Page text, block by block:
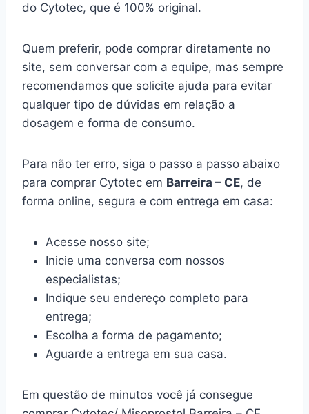
do Cytotec, que é 100% original.
Quem preferir, pode comprar diretamente no
site, sem conversar com a equipe, mas sempre
recomendamos que solicite ajuda para evitar
qualquer tipo de dúvidas em relação a
dosagem e forma de consumo.
Para não ter erro, siga o passo a passo abaixo
para comprar Cytotec em Barreira – CE, de
forma online, segura e com entrega em casa:
Acesse nosso site;
Inicie uma conversa com nossos
especialistas;
Indique seu endereço completo para
entrega;
Escolha a forma de pagamento;
Aguarde a entrega em sua casa.
Em questão de minutos você já consegue